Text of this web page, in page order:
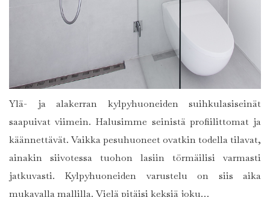
Ylä- ja alakerran kylpyhuoneiden suihkulasiseinät
saapuivat viimein. Halusimme seinistä profiilittomat ja
käännettävät. Vaikka pesuhuoneet ovatkin todella tilavat,
ainakin siivotessa tuohon lasiin törmäilisi varmasti
jatkuvasti. Kylpyhuoneiden varustelu on siis aika
mukavalla mallilla. Vielä pitäisi keksiä joku…